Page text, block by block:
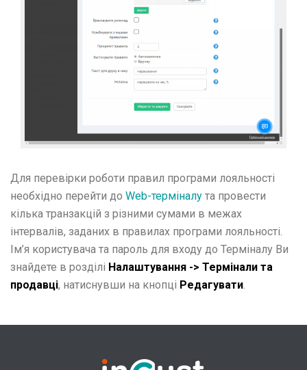
Для перевірки роботи правил програми лояльності
необхідно перейти до Web-терміналу та провести
кілька транзакцій з різними сумами в межах
інтервалів, заданих в правилах програми лояльності.
Ім’я користувача та пароль для входу до Терміналу Ви
знайдете в розділі Налаштування -> Термінали та
продавці, натиснувши на кнопці Редагувати.